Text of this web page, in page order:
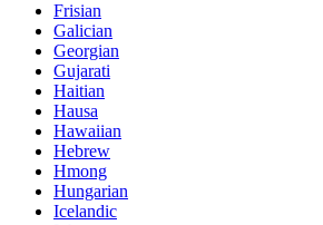
Frisian
Galician
Georgian
Gujarati
Haitian
Hausa
Hawaiian
Hebrew
Hmong
Hungarian
Icelandic